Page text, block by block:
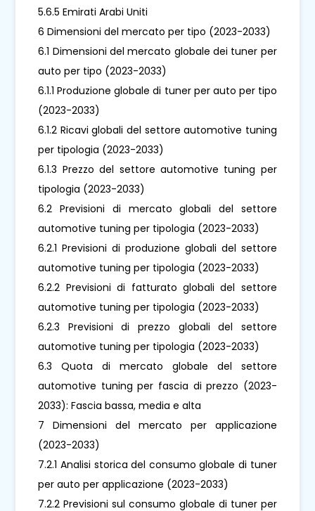
5.6.5 Emirati Arabi Uniti
6 Dimensioni del mercato per tipo (2023-2033)
6.1 Dimensioni del mercato globale dei tuner per
auto per tipo (2023-2033)
6.1.1 Produzione globale di tuner per auto per tipo
(2023-2033)
6.1.2 Ricavi globali del settore automotive tuning
per tipologia (2023-2033)
6.1.3 Prezzo del settore automotive tuning per
tipologia (2023-2033)
6.2 Previsioni di mercato globali del settore
automotive tuning per tipologia (2023-2033)
6.2.1 Previsioni di produzione globali del settore
automotive tuning per tipologia (2023-2033)
6.2.2 Previsioni di fatturato globali del settore
automotive tuning per tipologia (2023-2033)
6.2.3 Previsioni di prezzo globali del settore
automotive tuning per tipologia (2023-2033)
6.3 Quota di mercato globale del settore
automotive tuning per fascia di prezzo (2023-
2033): Fascia bassa, media e alta
7 Dimensioni del mercato per applicazione
(2023-2033)
7.2.1 Analisi storica del consumo globale di tuner
per auto per applicazione (2023-2033)
7.2.2 Previsioni sul consumo globale di tuner per